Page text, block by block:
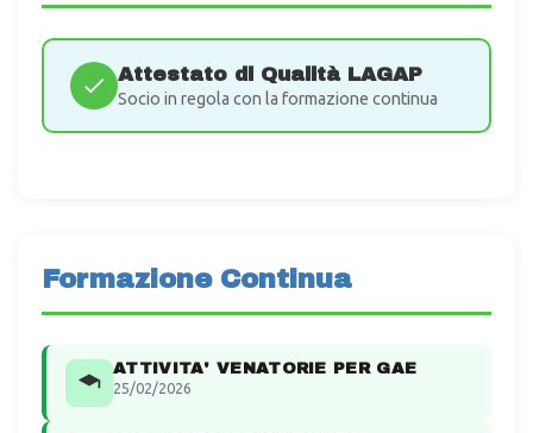
Attestato di Qualità LAGAP
Socio in regola con la formazione continua
Formazione Continua
ATTIVITA' VENATORIE PER GAE
25/02/2026